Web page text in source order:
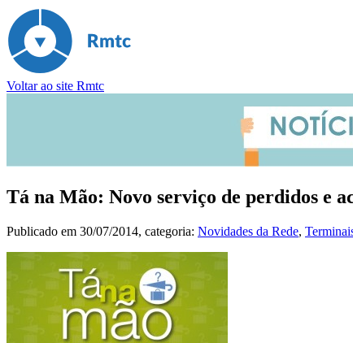
Voltar ao site Rmtc
Tá na Mão: Novo serviço de perdidos e
Publicado em 30/07/2014, categoria: Novidades da Rede,